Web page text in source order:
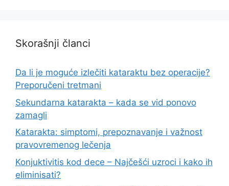
Skorašnji članci
Da li je moguće izlečiti kataraktu bez operacije?
Preporučeni tretmani
Sekundarna katarakta – kada se vid ponovo
zamagli
Katarakta: simptomi, prepoznavanje i važnost
pravovremenog lečenja
Konjuktivitis kod dece – Najčešći uzroci i kako ih
eliminisati?